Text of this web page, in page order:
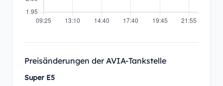
Preisänderungen der AVIA-Tankstelle
Super E5